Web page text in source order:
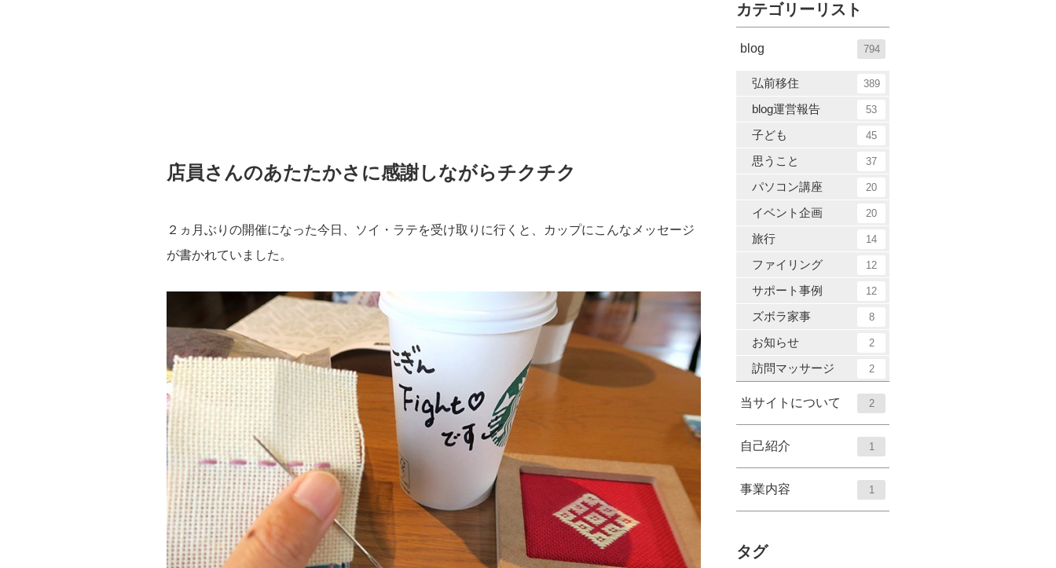
店員さんのあたたかさに感謝しながらチクチク
２ヵ月ぶりの開催になった今日、ソイ・ラテを受け取りに行くと、カップにこんなメッセージ
が書かれていました。
カテゴリーリスト
blog 794
弘前移住 389
blog運営報告 53
子ども 45
思うこと 37
パソコン講座 20
イベント企画 20
旅行 14
ファイリング 12
サポート事例 12
ズボラ家事 8
お知らせ 2
訪問マッサージ 2
当サイトについて 2
自己紹介 1
事業内容 1
タグ